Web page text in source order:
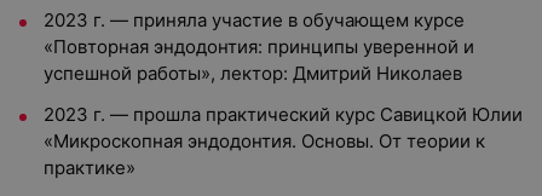
2023 г. — приняла участие в обучающем курсе
«Повторная эндодонтия: принципы уверенной и
успешной работы», лектор: Дмитрий Николаев
2023 г. — прошла практический курс Савицкой Юлии
«Микроскопная эндодонтия. Основы. От теории к
практике»